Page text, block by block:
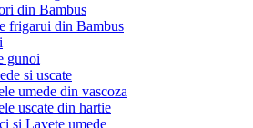
din Bambus
frigarui din Bambus
gunoi
si uscate
umede din vascoza
uscate din hartie
si Lavete umede